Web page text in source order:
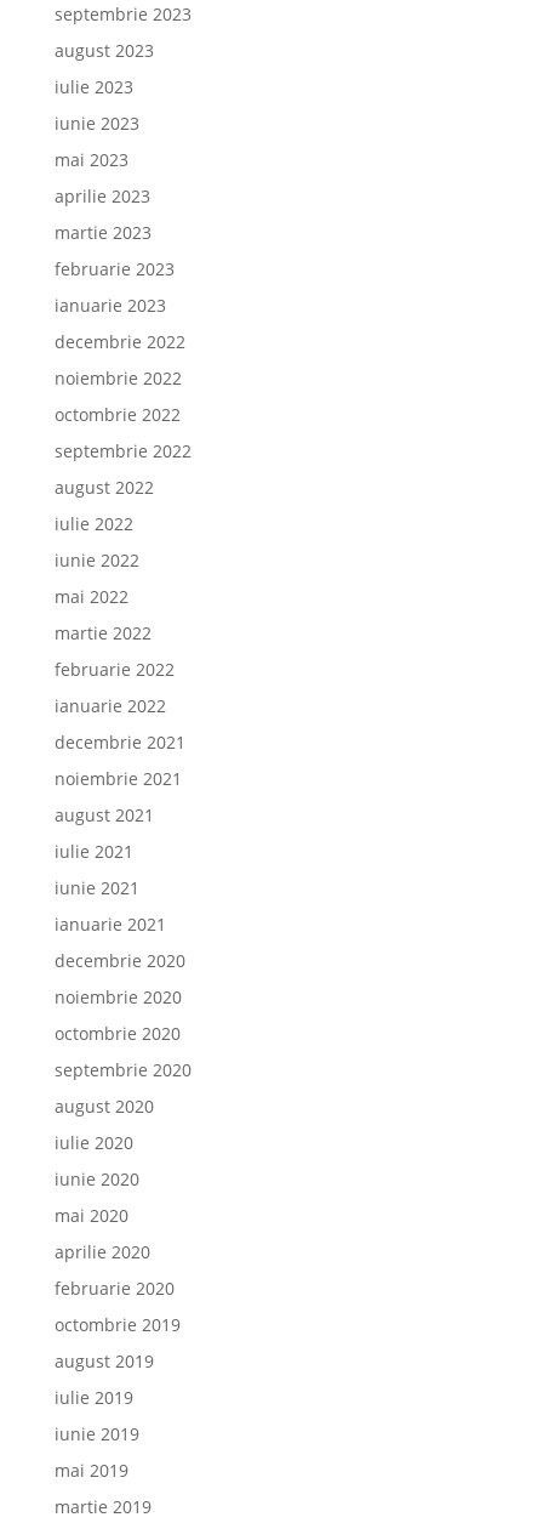
septembrie 2023
august 2023
iulie 2023
iunie 2023
mai 2023
aprilie 2023
martie 2023
februarie 2023
ianuarie 2023
decembrie 2022
noiembrie 2022
octombrie 2022
septembrie 2022
august 2022
iulie 2022
iunie 2022
mai 2022
martie 2022
februarie 2022
ianuarie 2022
decembrie 2021
noiembrie 2021
august 2021
iulie 2021
iunie 2021
ianuarie 2021
decembrie 2020
noiembrie 2020
octombrie 2020
septembrie 2020
august 2020
iulie 2020
iunie 2020
mai 2020
aprilie 2020
februarie 2020
octombrie 2019
august 2019
iulie 2019
iunie 2019
mai 2019
martie 2019